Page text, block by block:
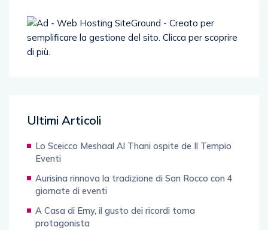
Ultimi Articoli
Lo Sceicco Meshaal Al Thani ospite de Il Tempio
Eventi
Aurisina rinnova la tradizione di San Rocco con 4
giornate di eventi
A Casa di Emy, il gusto dei ricordi torna
protagonista